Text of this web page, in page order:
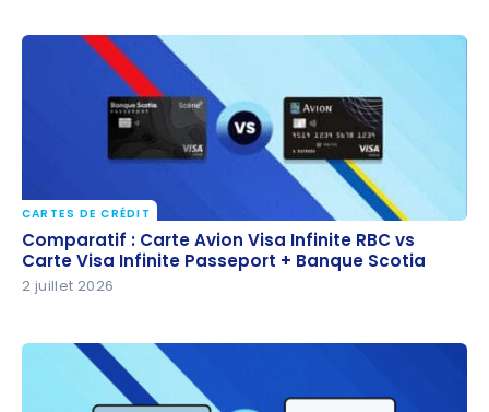
Comparatif : Carte Avion Visa Infinite RBC vs Carte
Visa Infinite Passeport + Banque Scotia
CARTES DE CRÉDIT
Comparatif : Carte Avion Visa Infinite RBC vs
Carte Visa Infinite Passeport + Banque Scotia
2 juillet 2026